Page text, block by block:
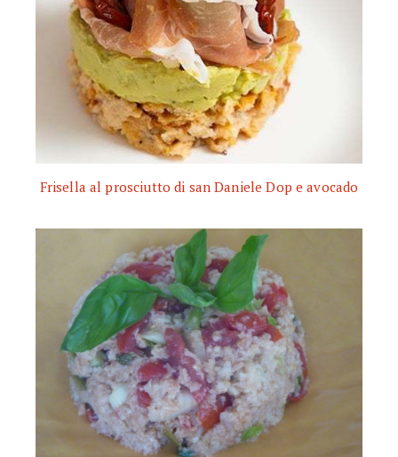
Frisella al prosciutto di san Daniele Dop e avocado